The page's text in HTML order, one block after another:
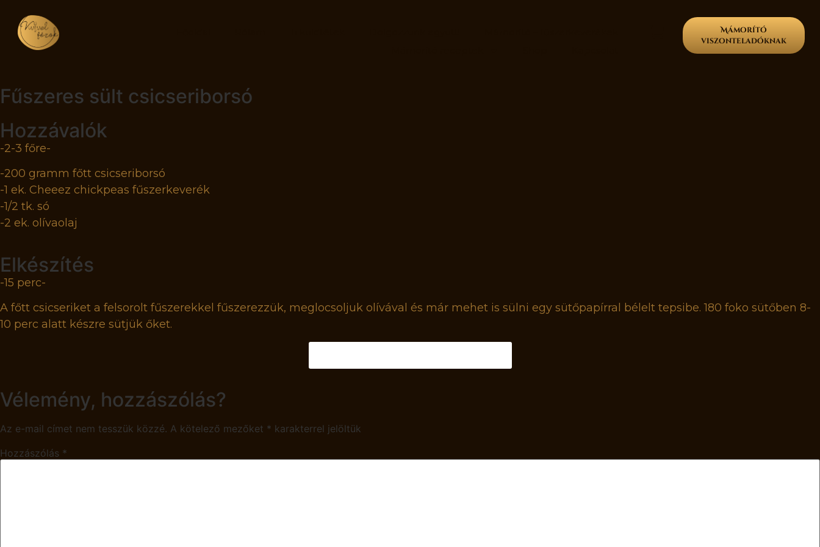
Mámorító
viszonteladóknak
Fűszeres sült csicseriborsó
Hozzávalók
-2-3 főre-
-200 gramm főtt csicseriborsó
-1 ek. Cheeez chickpeas fűszerkeverék
-1/2 tk. só
-2 ek. olívaolaj
Elkészítés
-15 perc-
A főtt csicseriket a felsorolt fűszerekkel fűszerezzük, meglocsoljuk olívával és már mehet is sülni egy sütőpapírral bélelt tepsibe. 180 foko sütőben 8-
10 perc alatt készre sütjük őket.
Vélemény, hozzászólás?
Az e-mail címet nem tesszük közzé. A kötelező mezőket * karakterrel jelöltük
Hozzászólás *